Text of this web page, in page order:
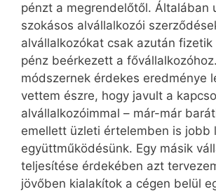
pénzt a megrendelőtől. Általában
szokásos alvállalkozói
alvállalkozókat csak azután fizetik
pénz beérkezett a
módszernek érdekes eredménye
vettem észre, hogy javult a
alvállalkozóimmal – már-már
emellett üzleti értelemben is jobb
együttműködésünk. Egy másik
teljesítése érdekében azt
jövőben kialakítok a cégen belül